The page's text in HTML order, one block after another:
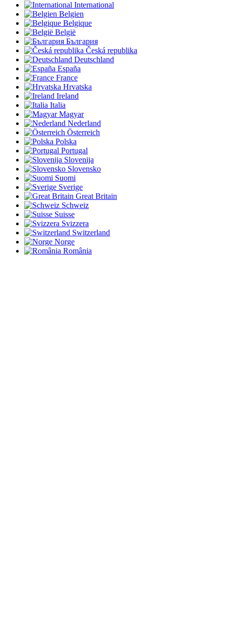
International
Belgien
Belgique
België
България
Česká republika
Deutschland
España
France
Hrvatska
Ireland
Italia
Magyar
Nederland
Österreich
Polska
Portugal
Slovenija
Slovensko
Suomi
Sverige
Great Britain
Schweiz
Suisse
Svizzera
Switzerland
Norge
România